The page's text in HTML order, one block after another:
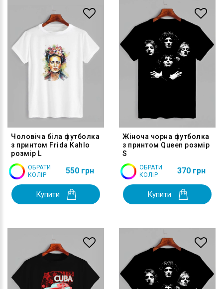
Чоловіча біла футболка
з принтом Frida Kahlo
розмір L
ОБРАТИ
КОЛІР
550 грн
Купити
Жіноча чорна футболка
з принтом Queen розмір
S
ОБРАТИ
КОЛІР
370 грн
Купити